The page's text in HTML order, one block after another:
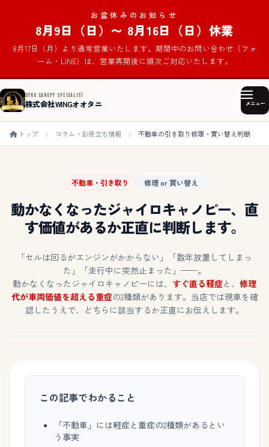
お盆休みのお知らせ
8月9日（日）〜 8月16日（日）休業
8月17日（月）より通常営業いたします。期間中のお問い合わせ（フォ
ーム・LINE）は、営業再開後に順次ご対応いたします。
GYRO CANOPY SPECIALIST
株式会社WINGオオタニ メニュー
トップ コラム・お役立ち情報 不動車の引き取り修理・買い替え判断
不動車・引き取り 修理 or 買い替え
動かなくなったジャイロキャノピー、直
す価値があるか正直に判断します。
「セルは回るがエンジンがかからない」「数年放置してしまっ
た」「走行中に突然止まった」——。
動かなくなったジャイロキャノピーには、 すぐ直る軽症と、 修理
代が車両価値を超える重症の2種類があります。当店では現車を確
認したうえで、どちらに該当するか正直にお伝えします。
この記事でわかること
「不動車」には軽症と重症の2種類があるとい
う事実